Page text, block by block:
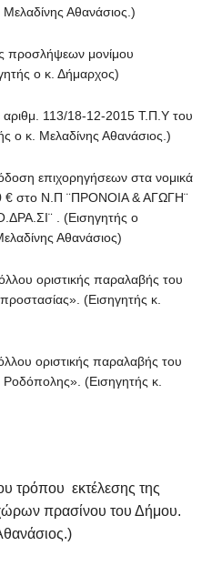
Αθανάσιος.)
μονίμου
ο κ. Δήμαρχος)
113/18-12-2015 Τ.Π.Υ του
ο κ. Μελαδίνης Αθανάσιος.)
επιχορηγήσεων στα νομικά
στο Ν.Π ¨ΠΡΟΝΟΙΑ & ΑΓΩΓΗ¨
. (Εισηγητής ο
Αθανάσιος)
οριστικής παραλαβής του
(Εισηγητής κ.
οριστικής παραλαβής του
(Εισηγητής κ.
εκτέλεσης της
πρασίνου του Δήμου.